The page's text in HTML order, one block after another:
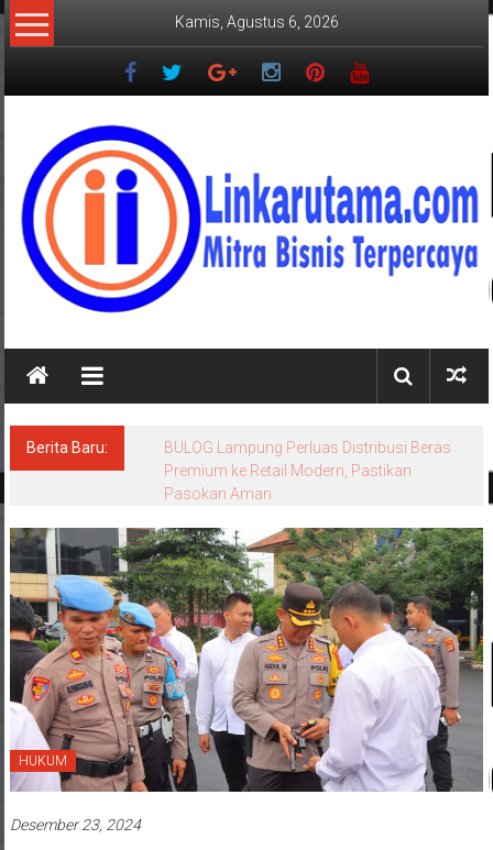
Lompat
ke
Kamis, Agustus 6, 2026
LINKARUTAMA.COM
Mitra
Terpercaya
Berita Baru:
BULOG Lampung Perluas Distribusi Beras
Premium ke Retail Modern, Pastikan
Pasokan Aman
HUKUM
Desember 23, 2024